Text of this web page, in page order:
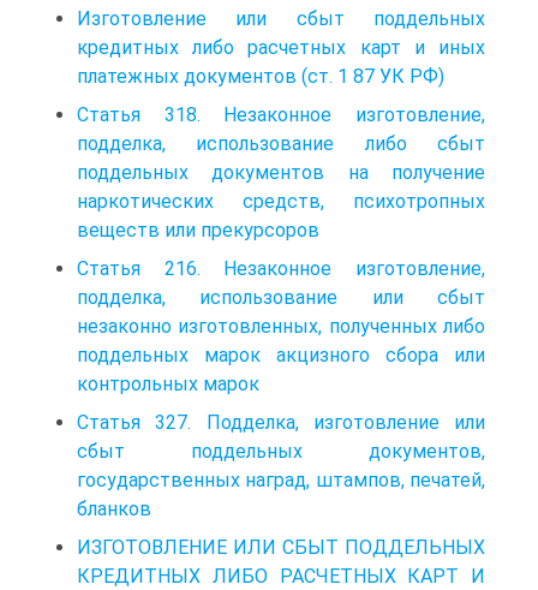
Изготовление или сбыт поддельных
кредитных либо расчетных карт и иных
платежных документов (ст. 1 87 УК РФ)
Статья 318. Незаконное изготовление,
подделка, использование либо сбыт
поддельных документов на получение
наркотических средств, психотропных
веществ или прекурсоров
Статья 216. Незаконное изготовление,
подделка, использование или сбыт
незаконно изготовленных, полученных либо
поддельных марок акцизного сбора или
контрольных марок
Статья 327. Подделка, изготовление или
сбыт поддельных документов,
государственных наград, штампов, печатей,
бланков
ИЗГОТОВЛЕНИЕ ИЛИ СБЫТ ПОДДЕЛЬНЫХ
КРЕДИТНЫХ ЛИБО РАСЧЕТНЫХ КАРТ И